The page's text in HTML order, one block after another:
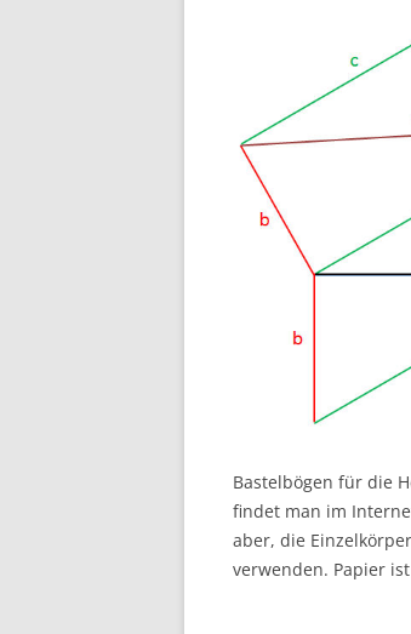
Bastelbögen für die
findet man im
aber, die
verwenden. Papier